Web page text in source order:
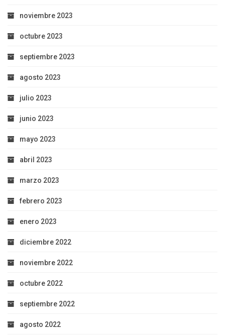
noviembre 2023
octubre 2023
septiembre 2023
agosto 2023
julio 2023
junio 2023
mayo 2023
abril 2023
marzo 2023
febrero 2023
enero 2023
diciembre 2022
noviembre 2022
octubre 2022
septiembre 2022
agosto 2022